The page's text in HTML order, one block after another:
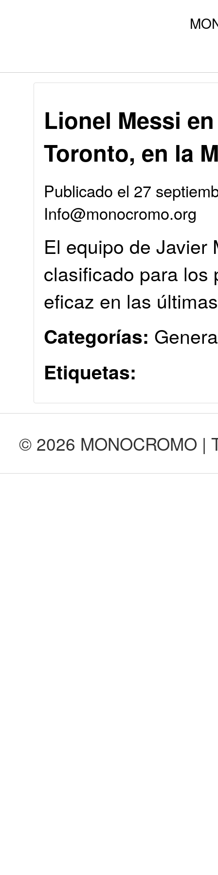
Lionel Messi
Toronto, en la
Publicado el 27
Info@monocromo.org
El equipo de Javier
clasificado para los
eficaz en las
Categorías:
Etiquetas:
© 2026 MONOCROMO |